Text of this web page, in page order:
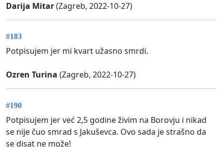
Darija Mitar(Zagreb, 2022-10-27)
#183
Potpisujem jer mi kvart užasno smrdi.
Ozren Turina (Zagreb, 2022-10-27)
#190
Potpisujem jer već 2,5 godine živim na Borovju i nikad
se nije čuo smrad s Jakuševca. Ovo sada je strašno da
se disat ne može!